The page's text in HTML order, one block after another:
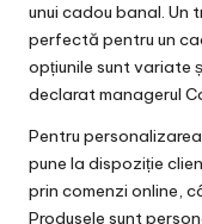
unui cadou banal. Un
perfectă pentru un
opțiunile sunt variate
declarat managerul
Pentru
pune la dispoziție
prin comenzi online,
Produsele sunt